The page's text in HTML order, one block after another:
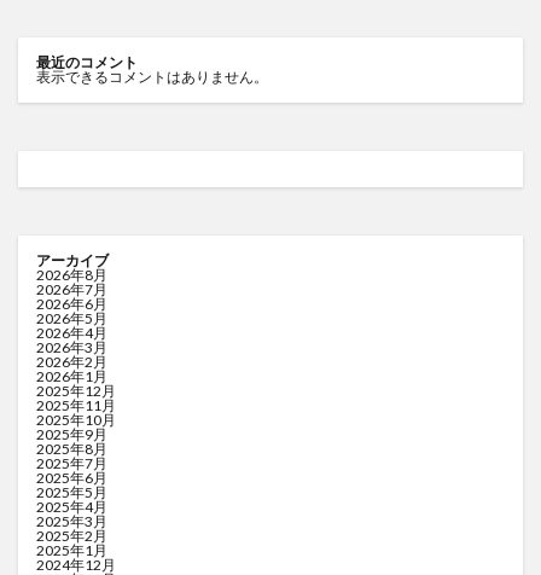
最近のコメント
表示できるコメントはありません。
アーカイブ
2026年8月
2026年7月
2026年6月
2026年5月
2026年4月
2026年3月
2026年2月
2026年1月
2025年12月
2025年11月
2025年10月
2025年9月
2025年8月
2025年7月
2025年6月
2025年5月
2025年4月
2025年3月
2025年2月
2025年1月
2024年12月